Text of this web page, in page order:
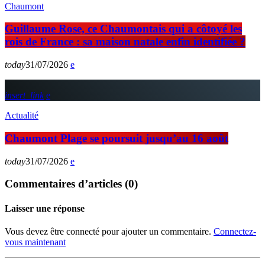
Chaumont
Guillaume Rose, ce Chaumontais qui a côtoyé les
rois de France : sa maison natale enfin identifiée ?
today31/07/2026
insert_link
Actualité
Chaumont Plage se poursuit jusqu’au 16 août
today31/07/2026
Commentaires d’articles (0)
Laisser une réponse
Vous devez être connecté pour ajouter un commentaire. Connectez-
vous maintenant